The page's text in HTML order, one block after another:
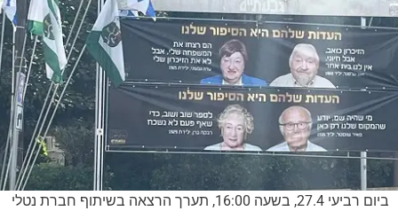
ביום רביעי 27.4, בשעה 16:00, תערך הרצאה בשיתוף חברת נטלי